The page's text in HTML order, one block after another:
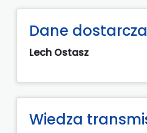
Dane
Lech Ostasz
Wiedza